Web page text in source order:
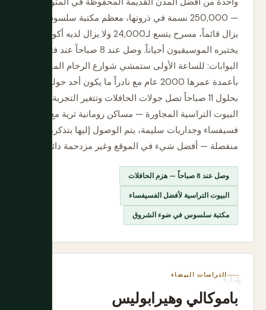
— 250,000 نسمة في ذروتها، معظم مكتبة سلسوس لا
يزال قائماً، مسرح يتسع لـ24,000 ولا يزال لديه أكوستيك
يختبره الموسيقيون أحياناً. وصل عند 8 صباحاً عند فتح
البوابات: للساعة الأولى ستمشي شوارع الرخام المارة
بأعمدة عمرها 2000 عام مع نادراً ما يكون أحد حولك.
بحلول 11 صباحاً تصل جولات الحافلات وتتغير التجربة جذرياً.
البيوت التراسية المجاورة — مساكن رومانية ثرية مع
فسيفساء وجداريات سليمة، يتم الوصول إليها بتذكرة
منفصلة — أفضل شيء في الموقع وغير مزدحمة دائماً.
وصل عند 8 صباحاً — هزم الحافلات
البيوت التراسية لأفضل الفسيفساء
مكتبة سلسوس في ضوء الشروق
التراسات البيضاء
باموكالي وهيرابوليس